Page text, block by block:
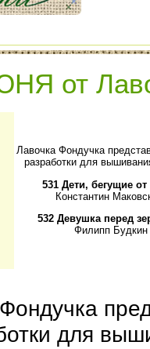
от
Лавочка Фондучка
разработки для
531 Дети, бегущие от
Константин
532 Девушка перед
Филипп Будкин
для